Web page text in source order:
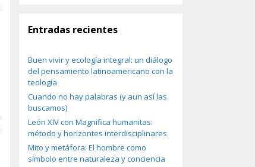
Entradas recientes
Buen vivir y ecología integral: un diálogo
del pensamiento latinoamericano con la
teología
Cuando no hay palabras (y aun así las
buscamos)
León XIV con Magnifica humanitas:
método y horizontes interdisciplinares
Mito y metáfora: El hombre como
símbolo entre naturaleza y conciencia